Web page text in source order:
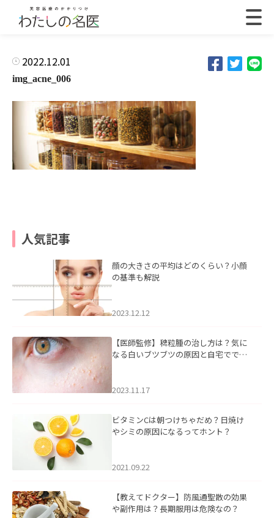
2022.12.01
img_acne_006
人気記事
顔の大きさの平均はどのくらい？小顔
の基準も解説
2023.12.12
【医師監修】稗粒腫の治し方は？気に
なる白いブツブツの原因と自宅ででき
2023.11.17
ビタミンCは朝つけちゃだめ？日焼け
やシミの原因になるってホント？
2021.09.22
【教えてドクター】防風通聖散の効果
や副作用は？長期服用は危険なの？